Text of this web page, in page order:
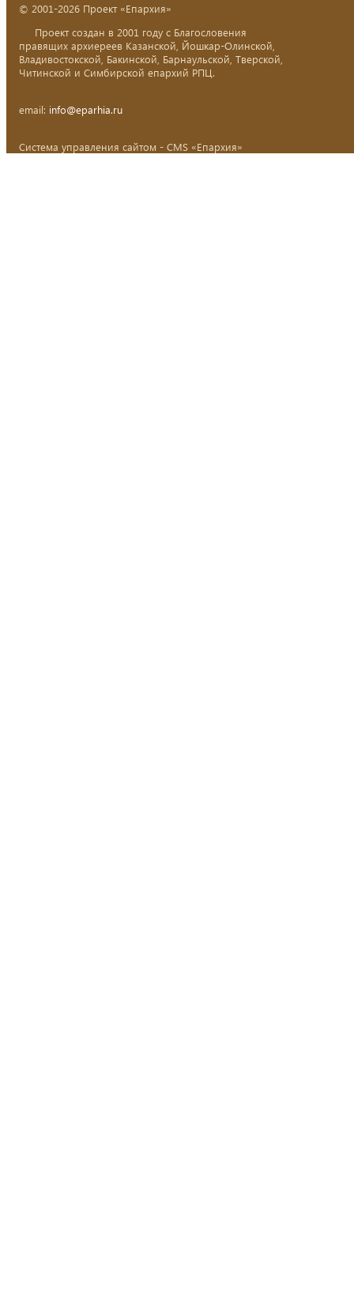
© 2001-2026 Проект «Епархия»
Проект создан в 2001 году с Благословения
правящих архиереев Казанской, Йошкар-Олинской,
Владивостокской, Бакинской, Барнаульской, Тверской,
Читинской и Симбирской епархий РПЦ.
email: info@eparhia.ru
Система управления сайтом - CMS «Епархия»